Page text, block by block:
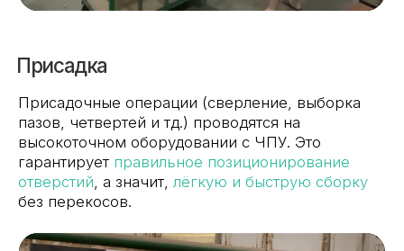
любые дефекты и обеспечивает долгий срок